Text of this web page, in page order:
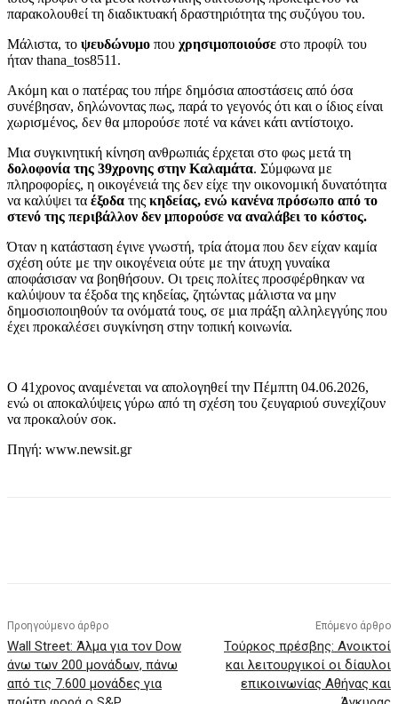
παρακολουθεί τη διαδικτυακή δραστηριότητα της συζύγου του.
Μάλιστα, το ψευδώνυμο που χρησιμοποιούσε στο προφίλ του
ήταν thana_tos8511.
Ακόμη και ο πατέρας του πήρε δημόσια αποστάσεις από όσα
συνέβησαν, δηλώνοντας πως, παρά το γεγονός ότι και ο ίδιος είναι
χωρισμένος, δεν θα μπορούσε ποτέ να κάνει κάτι αντίστοιχο.
Μια συγκινητική κίνηση ανθρωπιάς έρχεται στο φως μετά τη
δολοφονία της 39χρονης στην Καλαμάτα. Σύμφωνα με
πληροφορίες, η οικογένειά της δεν είχε την οικονομική δυνατότητα
να καλύψει τα έξοδα της κηδείας, ενώ κανένα πρόσωπο από το
στενό της περιβάλλον δεν μπορούσε να αναλάβει το κόστος.
Όταν η κατάσταση έγινε γνωστή, τρία άτομα που δεν είχαν καμία
σχέση ούτε με την οικογένεια ούτε με την άτυχη γυναίκα
αποφάσισαν να βοηθήσουν. Οι τρεις πολίτες προσφέρθηκαν να
καλύψουν τα έξοδα της κηδείας, ζητώντας μάλιστα να μην
δημοσιοποιηθούν τα ονόματά τους, σε μια πράξη αλληλεγγύης που
έχει προκαλέσει συγκίνηση στην τοπική κοινωνία.
Ο 41χρονος αναμένεται να απολογηθεί την Πέμπτη 04.06.2026,
ενώ οι αποκαλύψεις γύρω από τη σχέση του ζευγαριού συνεχίζουν
να προκαλούν σοκ.
Πηγή: www.newsit.gr
Προηγούμενο άρθρο
Wall Street: Άλμα για τον Dow
άνω των 200 μονάδων, πάνω
από τις 7.600 μονάδες για
Επόμενο άρθρο
Τούρκος πρέσβης: Ανοικτοί
και λειτουργικοί οι δίαυλοι
επικοινωνίας Αθήνας και